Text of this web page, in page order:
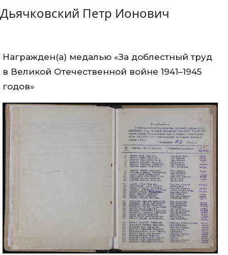
Дьячковский Петр Ионович
Награжден(а) медалью «За доблестный труд
в Великой Отечественной войне 1941–1945
годов»